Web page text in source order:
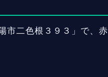
市二色根３９３」で、